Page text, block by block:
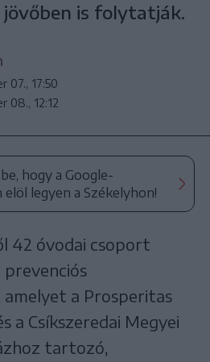
jövőben is folytatják.
07., 17:50
08., 12:12
hogy a Google-
legyen a Székelyhon!
42 óvodai csoport
a Prosperitas
a Csíkszeredai Megyei
tartozó,